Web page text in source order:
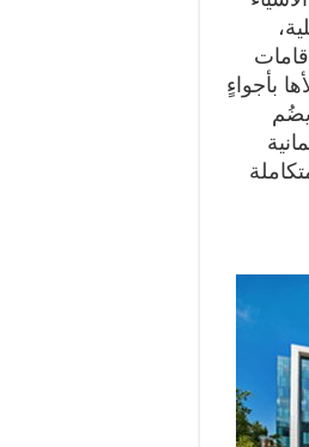
بأجواءٍ
يضُم